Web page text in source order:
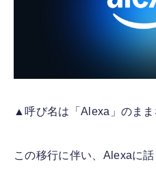
▲呼び名は「Alexa」のま
この移行に伴い、Alexaに